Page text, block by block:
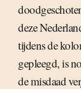
deze
tijdens de
gepleegd, is
de misdaad